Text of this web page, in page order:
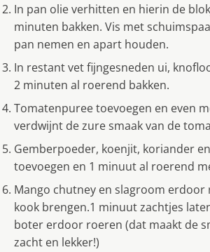
In pan olie verhitten en hierin de
minuten bakken. Vis met
pan nemen en apart houden.
In restant vet fijngesneden ui,
2 minuten al roerend bakken.
Tomatenpuree toevoegen en even
verdwijnt de zure smaak van de
Gemberpoeder, koenjit, koriander
toevoegen en 1 minuut al roerend
Mango chutney en slagroom erdoor
kook brengen.1 minuut zachtjes
boter erdoor roeren (dat maakt de
zacht en lekker!)